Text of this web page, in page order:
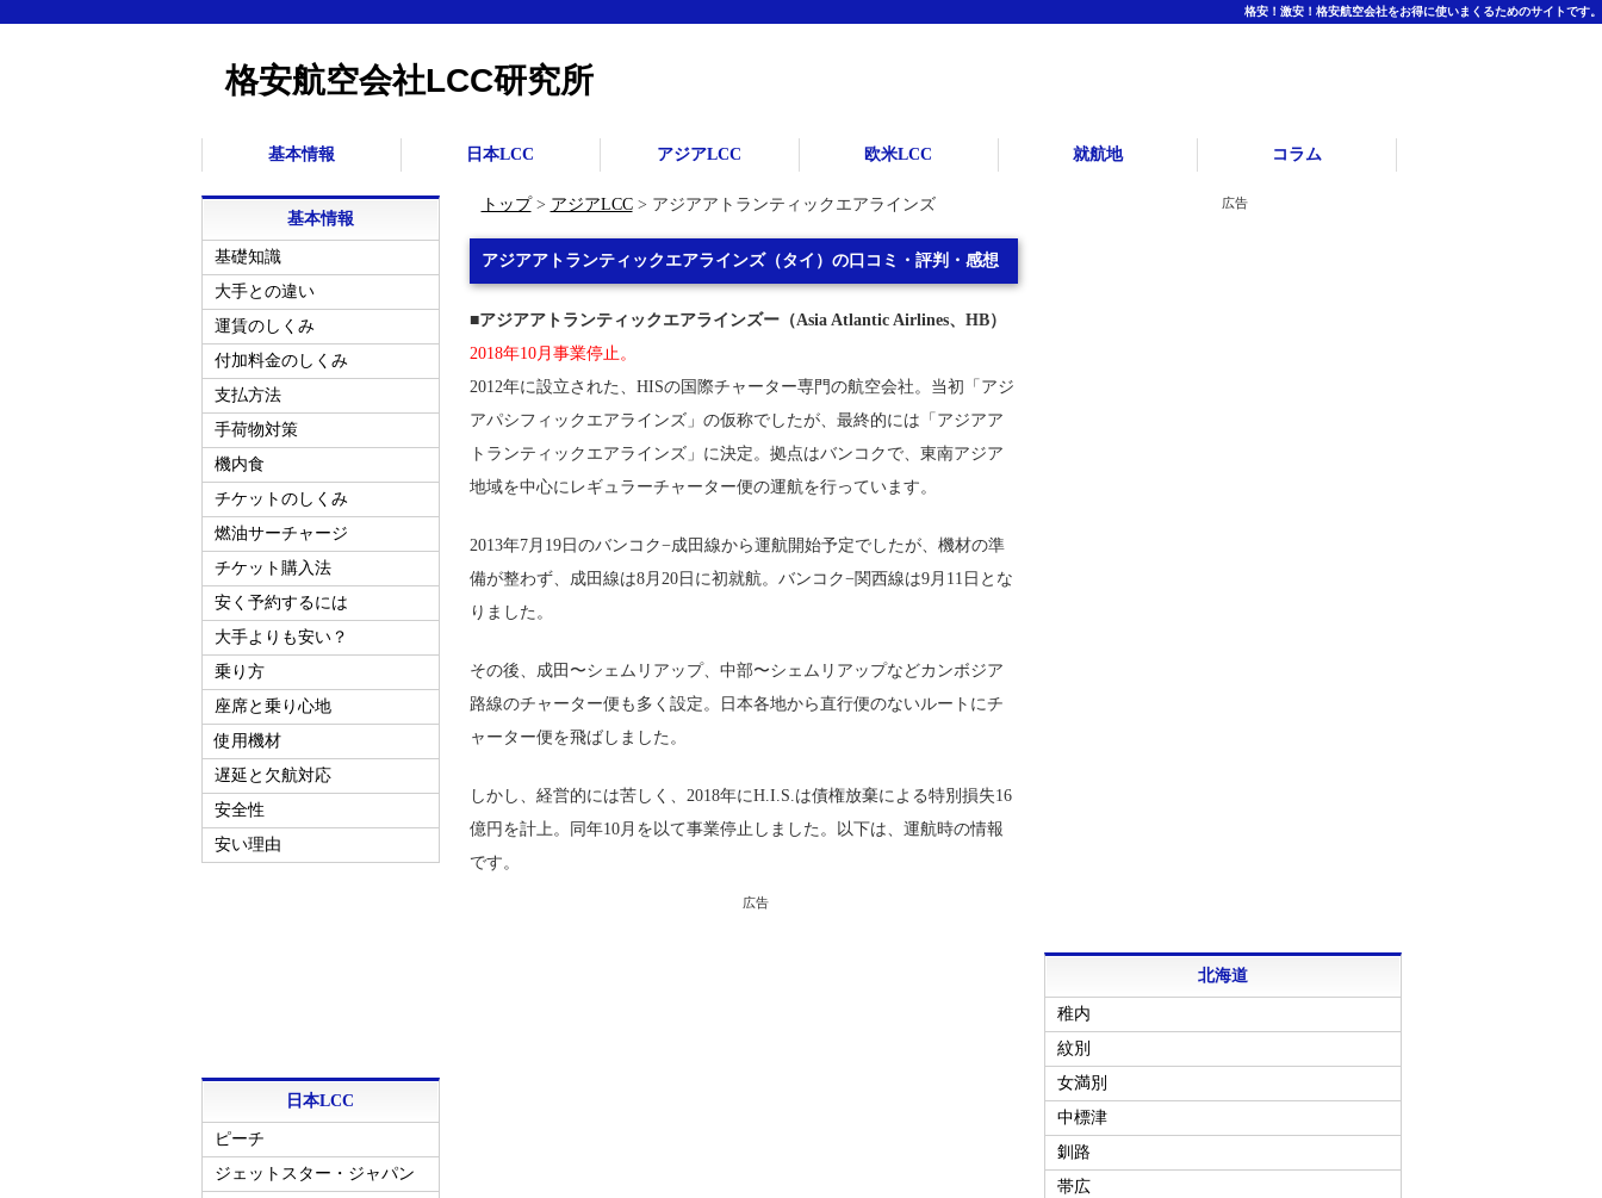
格安！激安！格安航空会社をお得に使いまくるためのサイトです。
格安航空会社LCC研究所
基本情報 日本LCC アジアLCC 欧米LCC 就航地 コラム
トップ> アジアLCC> アジアアトランティックエアラインズ
アジアアトランティックエアラインズ（タイ）の口コミ・評判・感想
■アジアアトランティックエアラインズー（Asia Atlantic Airlines、HB）
2018年10月事業停止。
2012年に設立された、HISの国際チャーター専門の航空会社。当初「アジ
アパシフィックエアラインズ」の仮称でしたが、最終的には「アジアア
トランティックエアラインズ」に決定。拠点はバンコクで、東南アジア
地域を中心にレギュラーチャーター便の運航を行っています。
2013年7月19日のバンコク−成田線から運航開始予定でしたが、機材の準
備が整わず、成田線は8月20日に初就航。バンコク−関西線は9月11日とな
りました。
その後、成田〜シェムリアップ、中部〜シェムリアップなどカンボジア
路線のチャーター便も多く設定。日本各地から直行便のないルートにチ
ャーター便を飛ばしました。
しかし、経営的には苦しく、2018年にH.I.S.は債権放棄による特別損失16
億円を計上。同年10月を以て事業停止しました。以下は、運航時の情報
です。
広告
基本情報
基礎知識
大手との違い
運賃のしくみ
付加料金のしくみ
支払方法
手荷物対策
機内食
チケットのしくみ
燃油サーチャージ
チケット購入法
安く予約するには
大手よりも安い？
乗り方
座席と乗り心地
使用機材
遅延と欠航対応
安全性
安い理由
日本LCC
ピーチ
ジェットスター・ジャパン
広告
北海道
稚内
紋別
女満別
中標津
釧路
帯広